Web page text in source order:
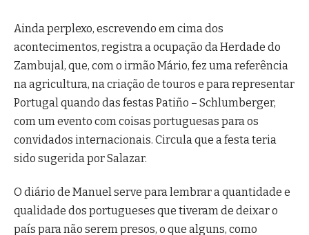
Ainda perplexo, escrevendo em cima dos
acontecimentos, registra a ocupação da Herdade do
Zambujal, que, com o irmão Mário, fez uma referência
na agricultura, na criação de touros e para representar
Portugal quando das festas Patiño – Schlumberger,
com um evento com coisas portuguesas para os
convidados internacionais. Circula que a festa teria
sido sugerida por Salazar.
O diário de Manuel serve para lembrar a quantidade e
qualidade dos portugueses que tiveram de deixar o
país para não serem presos, o que alguns, como